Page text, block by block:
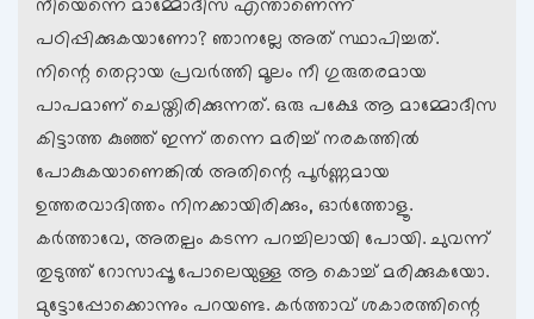
നീയെന്നെ മാമ്മോദീസ എന്താണെന്ന്
പഠിപ്പിക്കുകയാണോ? ഞാനല്ലേ അത് സ്ഥാപിച്ചത്.
നിന്റെ തെറ്റായ പ്രവര്‍ത്തി മൂലം നീ ഗുരുതരമായ
പാപമാണ് ചെയ്തിരിക്കുന്നത്. ഒരു പക്ഷേ ആ മാമ്മോദീസ
കിട്ടാത്ത കുഞ്ഞ് ഇന്ന് തന്നെ മരിച്ച് നരകത്തില്‍
പോകുകയാണെങ്കില്‍ അതിന്റെ പൂര്‍ണ്ണമായ
ഉത്തരവാദിത്തം നിനക്കായിരിക്കും, ഓര്‍ത്തോളൂ.
കര്‍ത്താവേ, അതല്പം കടന്ന പറച്ചിലായി പോയി. ചുവന്ന്
തുടുത്ത് റോസാപ്പൂ പോലെയുള്ള ആ കൊച്ച് മരിക്കുകയോ.
മുട്ടോപ്പോക്കൊന്നും പറയണ്ട. കര്‍ത്താവ് ശകാരത്തിന്റെ